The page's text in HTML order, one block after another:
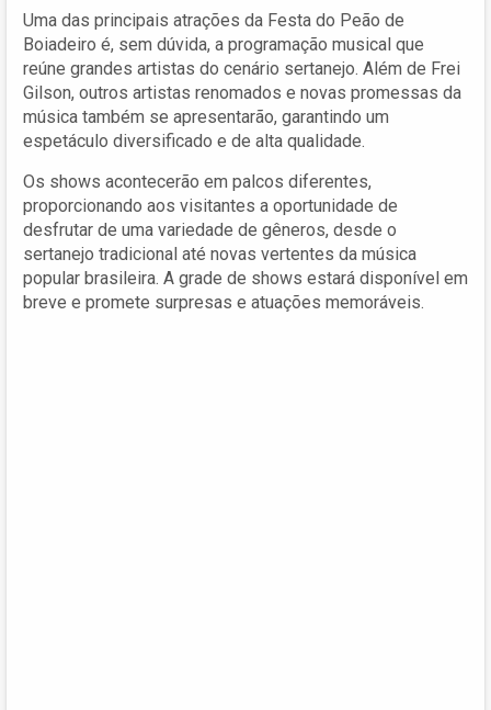
Uma das principais atrações da Festa do Peão de
Boiadeiro é, sem dúvida, a programação musical que
reúne grandes artistas do cenário sertanejo. Além de Frei
Gilson, outros artistas renomados e novas promessas da
música também se apresentarão, garantindo um
espetáculo diversificado e de alta qualidade.
Os shows acontecerão em palcos diferentes,
proporcionando aos visitantes a oportunidade de
desfrutar de uma variedade de gêneros, desde o
sertanejo tradicional até novas vertentes da música
popular brasileira. A grade de shows estará disponível em
breve e promete surpresas e atuações memoráveis.